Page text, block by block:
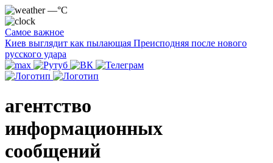
—°C
Самое важное
Киев выглядит как пылающая Преисподняя после нового
русского удара
агентство
информационных
сообщений